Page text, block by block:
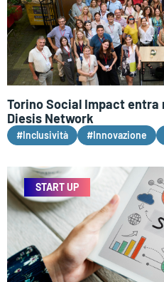
Torino Social Impact
Diesis Network
#Inclusività #Innovazione
START UP